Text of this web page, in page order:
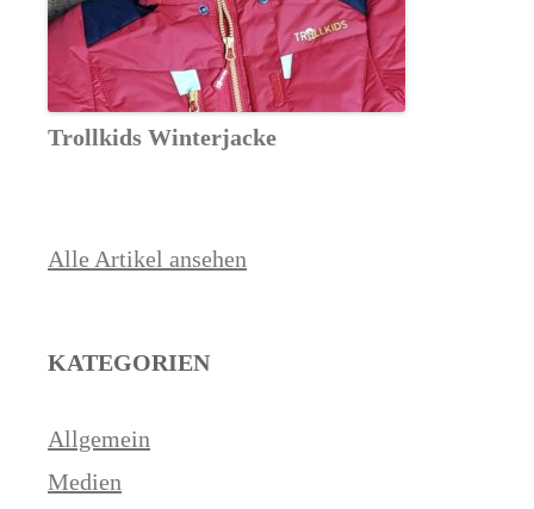
Trollkids Winterjacke
Alle Artikel ansehen
KATEGORIEN
Allgemein
Medien